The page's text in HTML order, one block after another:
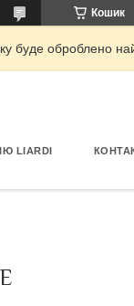
Кошик
буде оброблено
LIARDI